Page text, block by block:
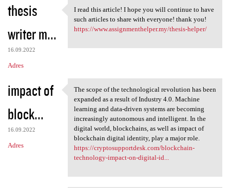
thesis
writer m...
16.09.2022
Adres
I read this article! I hope
I read this article! I hope you will continue to have
such articles to share with everyone! thank you!
https://www.assignmenthelper.my/thesis-helper/
impact of
block...
16.09.2022
Adres
The scope of the
The scope of the technological revolution has been
expanded as a result of Industry 4.0. Machine
learning and data-driven systems are becoming
increasingly autonomous and intelligent. In the
digital world, blockchains, as well as impact of
blockchain digital identity, play a major role.
https://cryptosupportdesk.com/blockchain-
technology-impact-on-digital-id...